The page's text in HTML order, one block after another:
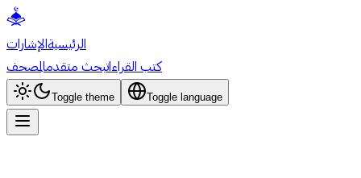
الرئيسيةالإشارات
كتب القراءاتبحث متقدمالمصحف
Toggle theme Toggle language